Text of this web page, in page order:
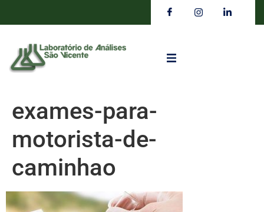
exames-para-
motorista-de-
caminhao